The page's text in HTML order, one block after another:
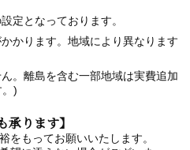
定となっております。
かります。地域により異なります
。離島を含む一部地域は実費追加
)
承ります】
をもってお願いいたします。